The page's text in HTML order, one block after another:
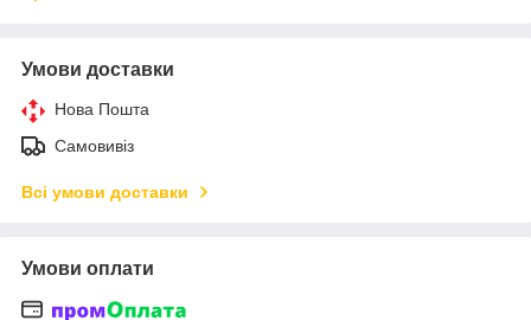
Умови доставки
Нова Пошта
Самовивіз
Всі умови доставки
Умови оплати